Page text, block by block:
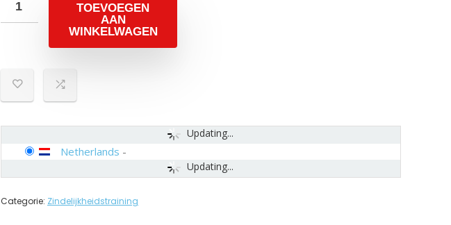
TOEVOEGEN
AAN
WINKELWAGEN
Updating...
Updating...
Netherlands -
Categorie: Zindelijkheidstraining